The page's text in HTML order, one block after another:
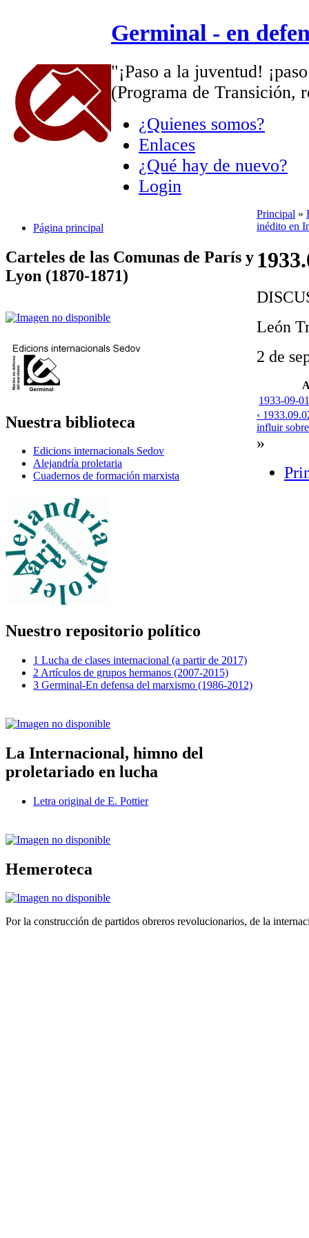
Germinal - en
"¡Paso a la juventud!
(Programa de Transición,
¿Quienes somos?
Enlaces
¿Qué hay de nuevo?
Login
Página principal
Carteles de las Comunas de París y
Lyon (1870-1871)
Nuestra biblioteca
Edicions internacionals Sedov
Alejandría proletaria
Cuadernos de formación marxista
Nuestro repositorio político
1 Lucha de clases internacional (a partir de 2017)
2 Artículos de grupos hermanos (2007-2015)
3 Germinal-En defensa del marxismo (1986-2012)
La Internacional, himno del
proletariado en lucha
Letra original de E. Pottier
Hemeroteca
Principal »
inédito en
León
2 de
1933-09-
‹
influir
»
Por la construcción de partidos obreros revolucionarios, de la